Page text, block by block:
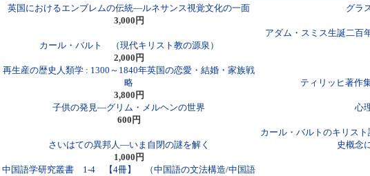
英国におけるエンブレムの伝統―ルネサンス視覚文化の一面
3,000円
グラ
カール・バルト （現代キリスト教の源泉）
2,000円
アダム・スミス生誕二
再生産の歴史人類学 : 1300～1840年英国の恋愛・結婚・家族戦
略
3,800円
ティリッヒ著作
子供の発見―グリム・メルヘンの世界
600円
心
さいはての異邦人―いま自閉の謎を解く
1,000円
カール・バルトのキリス
史概念
中国語学研究叢書 1-4 【4冊】 （中国語の文法構造/中国語